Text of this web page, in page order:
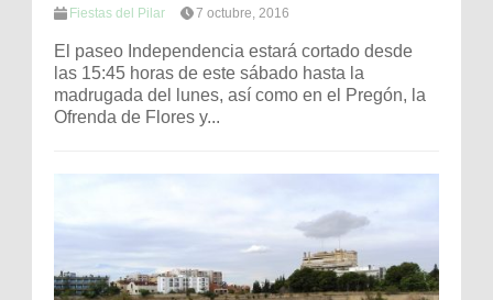
Fiestas del Pilar 7 octubre, 2016
El paseo Independencia estará cortado desde
las 15:45 horas de este sábado hasta la
madrugada del lunes, así como en el Pregón, la
Ofrenda de Flores y...